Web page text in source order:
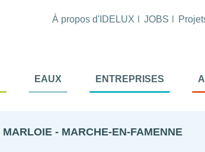
À propos d'IDELUX JOBS
EAUX ENTREPRISES
- MARCHE-EN-FAMENNE